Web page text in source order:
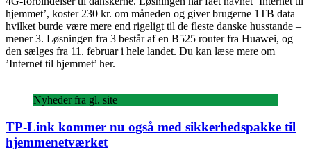
hjemmet’, koster 230 kr. om måneden og giver brugerne 1TB data –
hvilket burde være mere end rigeligt til de fleste danske husstande –
mener 3. Løsningen fra 3 består af en B525 router fra Huawei, og
den sælges fra 11. februar i hele landet. Du kan læse mere om
’Internet til hjemmet’ her.
Nyheder fra gl. site
TP-Link kommer nu også med sikkerhedspakke til
hjemmenetværket